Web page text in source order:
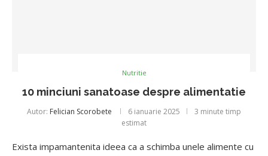
Nutritie
10 minciuni sanatoase despre alimentatie
Autor: Felician Scorobete 6 ianuarie 2025
3 minute timp
estimat
Exista impamantenita ideea ca a schimba unele alimente cu